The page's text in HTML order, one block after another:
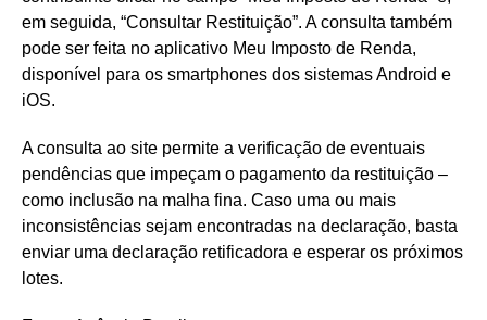
em seguida, “Consultar Restituição”. A consulta também
pode ser feita no aplicativo Meu Imposto de Renda,
disponível para os smartphones dos sistemas Android e
iOS.
A consulta ao site permite a verificação de eventuais
pendências que impeçam o pagamento da restituição –
como inclusão na malha fina. Caso uma ou mais
inconsistências sejam encontradas na declaração, basta
enviar uma declaração retificadora e esperar os próximos
lotes.